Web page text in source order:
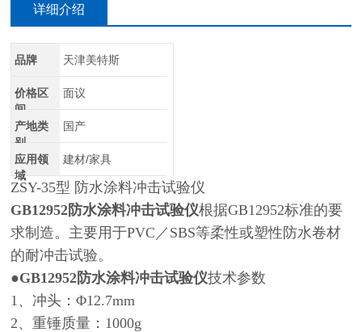
详细介绍
品牌 天津美特斯
价格区
间
面议
产地类
别
国产
应用领
域
建材/家具
ZSY-35型 防水涂料冲击试验仪
GB12952防水涂料冲击试验仪根据GB12952标准的要
求制造。主要用于PVC／SBS等柔性或塑性防水卷材
的耐冲击试验。
●GB12952防水涂料冲击试验仪技术参数
1、冲头：Φ12.7mm
2、重锤质量：1000g